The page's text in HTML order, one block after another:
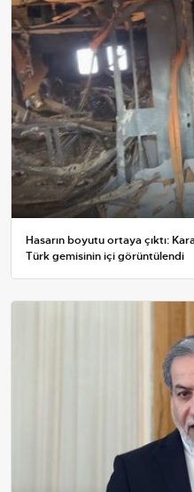
Hasarın boyutu ortaya çıktı:
Türk gemisinin içi görüntülendi